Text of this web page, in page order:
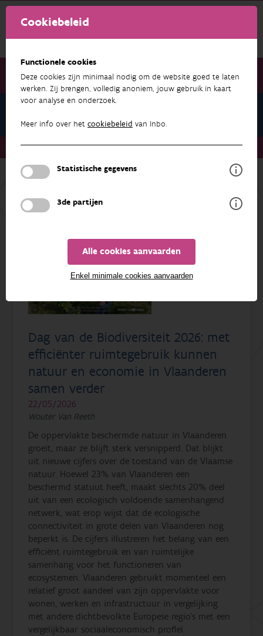
Cookiebeleid
Functionele cookies
Deze cookies zijn minimaal nodig om de website goed te laten
werken. Zij brengen, volledig anoniem, jouw gebruik in kaart
voor analyse en onderzoek.
Meer info over het cookiebeleid van Inbo.
Statistische gegevens
3de partijen
Alle cookies aanvaarden
Enkel minimale cookies aanvaarden
Pers
Hier vindt u de persberichten van het INBO sinds het
Dag van de Biodiversiteit 2026: met
efficiënter ruimtegebruik kunnen
natuur en economie in Vlaanderen
samen verder
22/05/2026
Wouter Van Reeth
De oppervlakte beschermde natuur in Vlaanderen
groeit, maar ze blijft sterk versnipperd. Dat blijkt
uit nieuwe cijfers over de toestand van de Vlaamse
natuur. Hoewel 23% van Vlaanderen een
beschermd statuut heeft, maakt slechts 20% deel
uit van een ecologisch voldoende samenhangend
netwerk, wat erop wijst dat de ecologische
connectiviteit in grote delen van Vlaanderen nog
beperkt is. De cijfers illustreren het belang van een
efficiënt ruimtegebruik en van ruimtelijke
samenhang voor het functioneren van
ecosystemen. Vlaanderen gebruikt momenteel een
relatief groot aandeel van zijn oppervlakte voor
wonen, werken en infrastructuur in vergelijking
met andere dichtbevolkte Europese regio’s met een
vergelijkbaar sociaaleconomisch profiel.